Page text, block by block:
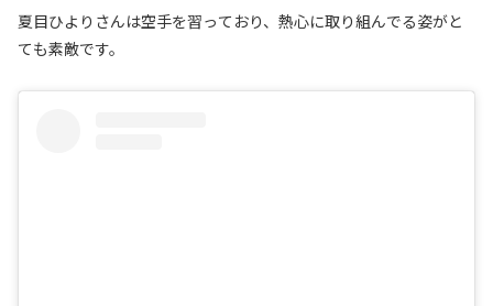
夏目ひよりさんは空手を習っており、熱心に取り組んでる姿がと
ても素敵です。